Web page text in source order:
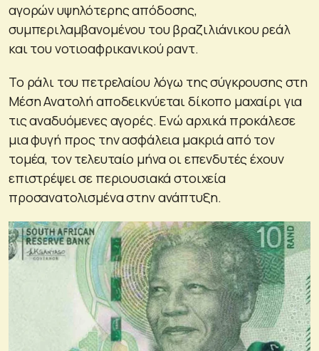
αγορών υψηλότερης απόδοσης,
συμπεριλαμβανομένου του βραζιλιάνικου ρεάλ
και του νοτιοαφρικανικού ραντ.
Το ράλι του πετρελαίου λόγω της σύγκρουσης στη
Μέση Ανατολή αποδεικνύεται δίκοπο μαχαίρι για
τις αναδυόμενες αγορές. Ενώ αρχικά προκάλεσε
μια φυγή προς την ασφάλεια μακριά από τον
τομέα, τον τελευταίο μήνα οι επενδυτές έχουν
επιστρέψει σε περιουσιακά στοιχεία
προσανατολισμένα στην ανάπτυξη.